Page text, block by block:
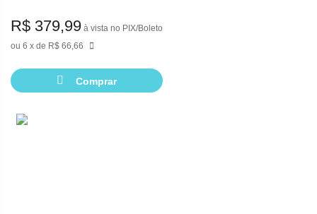
6 de R$ 66,66
R$ 379,99 à vista no PIX/Boleto
Comprar